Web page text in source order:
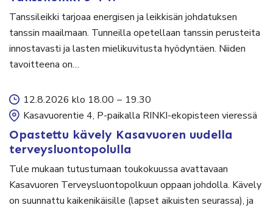
Tanssileikki tarjoaa energisen ja leikkisän johdatuksen
tanssin maailmaan. Tunneilla opetellaan tanssin perusteita
innostavasti ja lasten mielikuvitusta hyödyntäen. Niiden
tavoitteena on…
12.8.2026 klo 18.00 – 19.30
Kasavuorentie 4, P-paikalla RINKI-ekopisteen vieressä
Opastettu kävely Kasavuoren uudella
terveysluontopolulla
Tule mukaan tutustumaan toukokuussa avattavaan
Kasavuoren Terveysluontopolkuun oppaan johdolla. Kävely
on suunnattu kaikenikäisille (lapset aikuisten seurassa), ja